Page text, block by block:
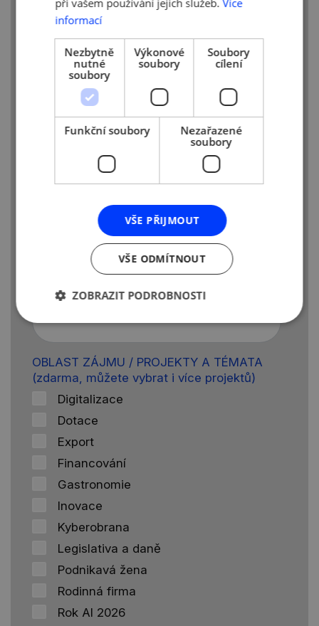
zaměstnanců - 18 000 Kč / kal. rok.
Střední firmy nebo OSVČ do 250
zaměstnanců - 36 000 Kč / kal. rok.
Velké firmy nebo OSVČ nad 250
zaměstnanců - o ceně rozhoduje
Kolektivní člen - o ceně rozhoduje
představenstvo individuálně
DALŠÍ UŽIVATELÉ (KTERÝM BUDOU
PŘIDEJ DALŠÍ OSOBU
E-MAILOVÝ KONTAKT PRO FAKTURACI
OBLAST ZÁJMU / PROJEKTY A TÉMATA
(zdarma, můžete vybrat i více projektů)
Digitalizace
Dotace
Export
Financování
Gastronomie
Inovace
Kyberobrana
Legislativa a daně
Podnikavá žena
Rodinná firma
Rok AI 2026
informací
Nezbytně
nutné
soubory
Výkonové
soubory
Soubory
cílení
Funkční soubory
Nezařazené
soubory
VŠE PŘIJMOUT
VŠE ODMÍTNOUT
ZOBRAZIT PODROBNOSTI